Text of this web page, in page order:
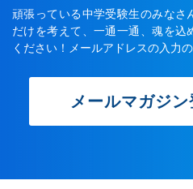
頑張っている中学受験生のみなさ
だけを考えて、一通一通、魂を込
ください！メールアドレスの入力
メールマガジ